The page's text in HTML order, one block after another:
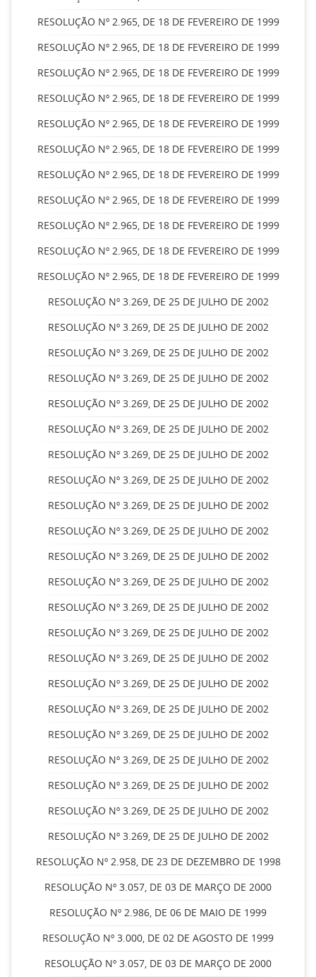
RESOLUÇÃO Nº 2.965, DE 18 DE FEVEREIRO DE 1999
RESOLUÇÃO Nº 2.965, DE 18 DE FEVEREIRO DE 1999
RESOLUÇÃO Nº 2.965, DE 18 DE FEVEREIRO DE 1999
RESOLUÇÃO Nº 2.965, DE 18 DE FEVEREIRO DE 1999
RESOLUÇÃO Nº 2.965, DE 18 DE FEVEREIRO DE 1999
RESOLUÇÃO Nº 2.965, DE 18 DE FEVEREIRO DE 1999
RESOLUÇÃO Nº 2.965, DE 18 DE FEVEREIRO DE 1999
RESOLUÇÃO Nº 2.965, DE 18 DE FEVEREIRO DE 1999
RESOLUÇÃO Nº 2.965, DE 18 DE FEVEREIRO DE 1999
RESOLUÇÃO Nº 2.965, DE 18 DE FEVEREIRO DE 1999
RESOLUÇÃO Nº 2.965, DE 18 DE FEVEREIRO DE 1999
RESOLUÇÃO Nº 3.269, DE 25 DE JULHO DE 2002
RESOLUÇÃO Nº 3.269, DE 25 DE JULHO DE 2002
RESOLUÇÃO Nº 3.269, DE 25 DE JULHO DE 2002
RESOLUÇÃO Nº 3.269, DE 25 DE JULHO DE 2002
RESOLUÇÃO Nº 3.269, DE 25 DE JULHO DE 2002
RESOLUÇÃO Nº 3.269, DE 25 DE JULHO DE 2002
RESOLUÇÃO Nº 3.269, DE 25 DE JULHO DE 2002
RESOLUÇÃO Nº 3.269, DE 25 DE JULHO DE 2002
RESOLUÇÃO Nº 3.269, DE 25 DE JULHO DE 2002
RESOLUÇÃO Nº 3.269, DE 25 DE JULHO DE 2002
RESOLUÇÃO Nº 3.269, DE 25 DE JULHO DE 2002
RESOLUÇÃO Nº 3.269, DE 25 DE JULHO DE 2002
RESOLUÇÃO Nº 3.269, DE 25 DE JULHO DE 2002
RESOLUÇÃO Nº 3.269, DE 25 DE JULHO DE 2002
RESOLUÇÃO Nº 3.269, DE 25 DE JULHO DE 2002
RESOLUÇÃO Nº 3.269, DE 25 DE JULHO DE 2002
RESOLUÇÃO Nº 3.269, DE 25 DE JULHO DE 2002
RESOLUÇÃO Nº 3.269, DE 25 DE JULHO DE 2002
RESOLUÇÃO Nº 3.269, DE 25 DE JULHO DE 2002
RESOLUÇÃO Nº 3.269, DE 25 DE JULHO DE 2002
RESOLUÇÃO Nº 3.269, DE 25 DE JULHO DE 2002
RESOLUÇÃO Nº 3.269, DE 25 DE JULHO DE 2002
RESOLUÇÃO Nº 2.958, DE 23 DE DEZEMBRO DE 1998
RESOLUÇÃO Nº 3.057, DE 03 DE MARÇO DE 2000
RESOLUÇÃO Nº 2.986, DE 06 DE MAIO DE 1999
RESOLUÇÃO Nº 3.000, DE 02 DE AGOSTO DE 1999
RESOLUÇÃO Nº 3.057, DE 03 DE MARÇO DE 2000